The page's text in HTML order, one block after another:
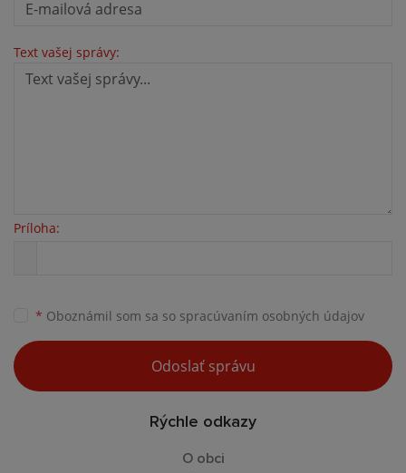
Text vašej správy:
Príloha:
* Oboznámil som sa so spracúvaním osobných údajov
Odoslať správu
Rýchle odkazy
O obci